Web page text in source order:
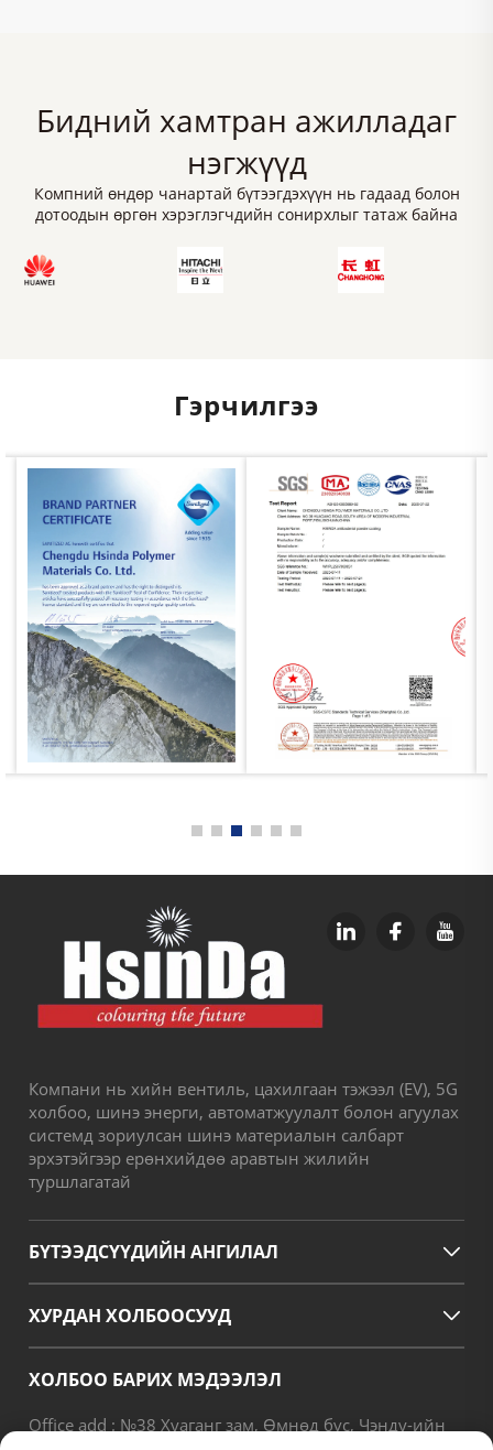
Бидний хамтран ажилладаг
нэгжүүд
Компний өндөр чанартай бүтээгдэхүүн нь гадаад болон
дотоодын өргөн хэрэглэгчдийн сонирхлыг татаж байна
Гэрчилгээ
Компани нь хийн вентиль, цахилгаан тэжээл (EV), 5G
холбоо, шинэ энерги, автоматжуулалт болон агуулах
системд зориулсан шинэ материалын салбарт
эрхэтэйгээр ерөнхийдөө аравтын жилийн
туршлагатай
БҮТЭЭДСҮҮДИЙН АНГИЛАЛ
ХУРДАН ХОЛБООСУУД
ХОЛБОО БАРИХ МЭДЭЭЛЭЛ
Office add : №38 Хуаганг зам, Өмнөд бүс, Чэнду-ийн